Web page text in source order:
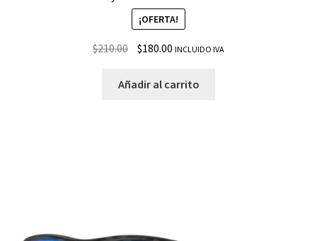
¡OFERTA!
$210.00 $180.00 INCLUIDO IVA
Añadir al carrito